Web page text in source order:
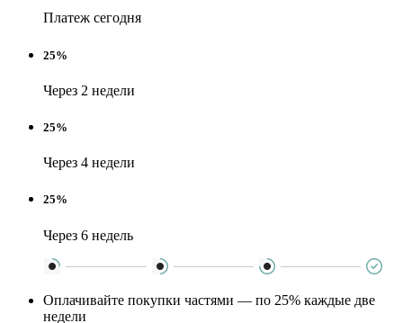
Платеж сегодня
25%
Через 2 недели
25%
Через 4 недели
25%
Через 6 недель
Оплачивайте покупки частями — по 25% каждые две
недели